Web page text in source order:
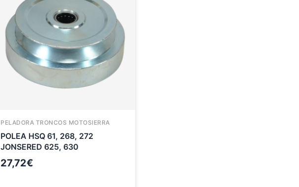
PELADORA TRONCOS MOTOSIERRA
POLEA HSQ 61, 268, 272
JONSERED 625, 630
27,72€